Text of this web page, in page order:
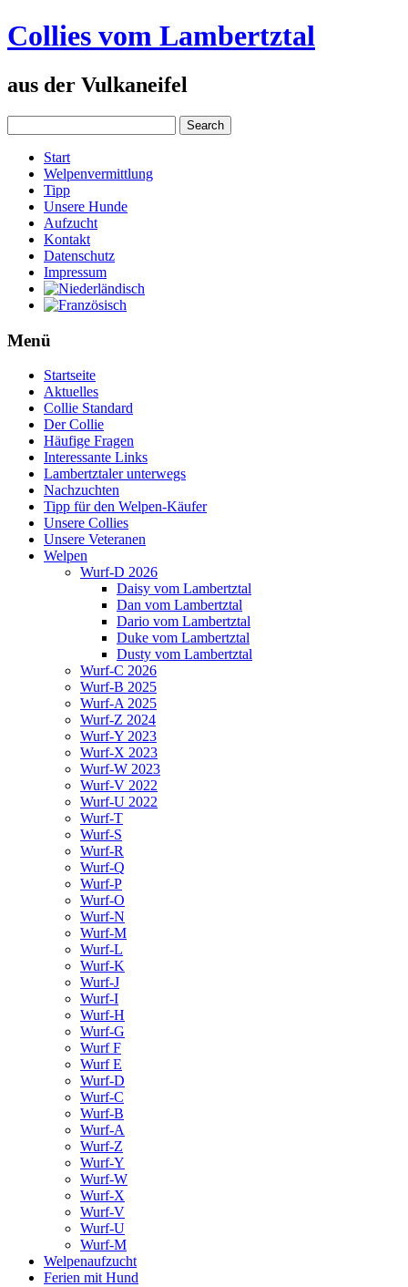
Collies vom Lambertztal
aus der Vulkaneifel
Start
Welpenvermittlung
Tipp
Unsere Hunde
Aufzucht
Kontakt
Datenschutz
Impressum
Menü
Startseite
Aktuelles
Collie Standard
Der Collie
Häufige Fragen
Interessante Links
Lambertztaler unterwegs
Nachzuchten
Tipp für den Welpen-Käufer
Unsere Collies
Unsere Veteranen
Welpen
Wurf-D 2026
Daisy vom Lambertztal
Dan vom Lambertztal
Dario vom Lambertztal
Duke vom Lambertztal
Dusty vom Lambertztal
Wurf-C 2026
Wurf-B 2025
Wurf-A 2025
Wurf-Z 2024
Wurf-Y 2023
Wurf-X 2023
Wurf-W 2023
Wurf-V 2022
Wurf-U 2022
Wurf-T
Wurf-S
Wurf-R
Wurf-Q
Wurf-P
Wurf-O
Wurf-N
Wurf-M
Wurf-L
Wurf-K
Wurf-J
Wurf-I
Wurf-H
Wurf-G
Wurf F
Wurf E
Wurf-D
Wurf-C
Wurf-B
Wurf-A
Wurf-Z
Wurf-Y
Wurf-W
Wurf-X
Wurf-V
Wurf-U
Wurf-M
Welpenaufzucht
Ferien mit Hund